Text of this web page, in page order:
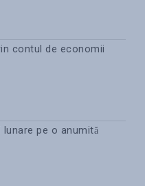
contul de economii
lunare pe o anumită